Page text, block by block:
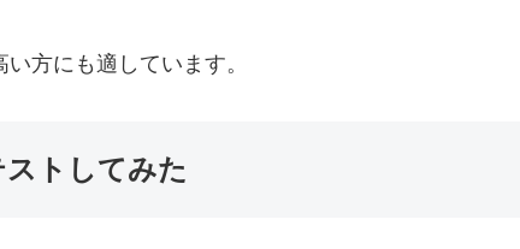
方にも適しています。
トしてみた